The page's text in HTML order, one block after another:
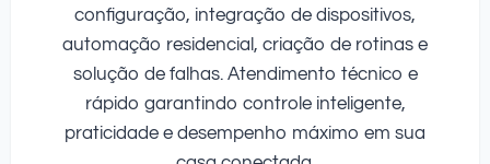
configuração, integração de dispositivos,
automação residencial, criação de rotinas e
solução de falhas. Atendimento técnico e
rápido garantindo controle inteligente,
praticidade e desempenho máximo em sua